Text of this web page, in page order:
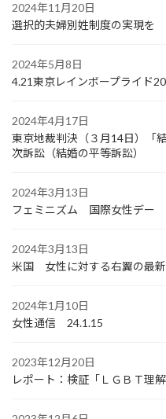
2024年11月20日
選択的夫婦別姓制度の実現を
2024年5月8日
4.21東京レインボープライド
2024年4月17日
東京地裁判決（３月14日）「
次訴訟（結婚の平等訴訟）
2024年3月13日
フェミニズム 国際女性デー
2024年3月13日
米国 女性に対する右翼の最
2024年1月10日
女性通信 24.1.15
2023年12月20日
レポート：検証「ＬＧＢＴ理